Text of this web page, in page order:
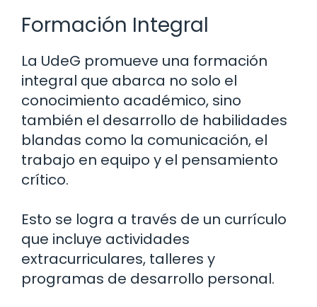
Formación Integral
La UdeG promueve una formación
integral que abarca no solo el
conocimiento académico, sino
también el desarrollo de habilidades
blandas como la comunicación, el
trabajo en equipo y el pensamiento
crítico.
Esto se logra a través de un currículo
que incluye actividades
extracurriculares, talleres y
programas de desarrollo personal.